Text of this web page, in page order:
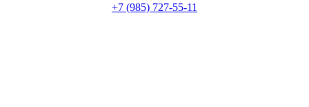
+7 (985) 727-55-11